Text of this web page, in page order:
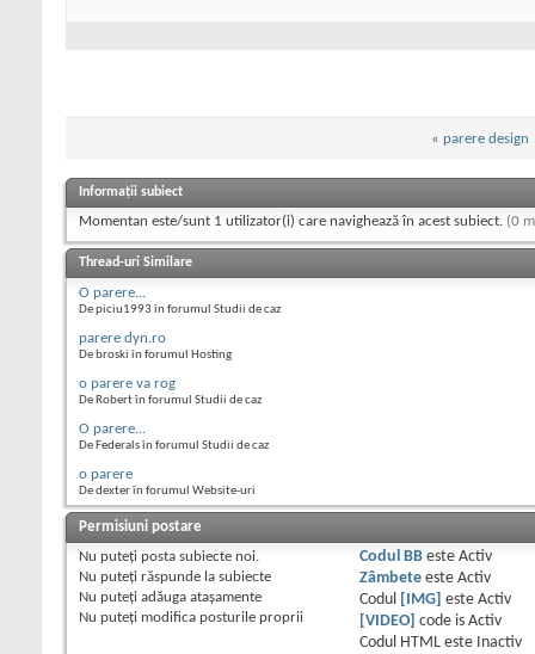
« parere design
Informații subiect
Momentan este/sunt 1 utilizator(i) care navighează în acest subiect. (0
Thread-uri Similare
O parere...
De piciu1993 în forumul Studii de caz
parere dyn.ro
De broski în forumul Hosting
o parere va rog
De Robert în forumul Studii de caz
O parere...
De Federals în forumul Studii de caz
o parere
De dexter în forumul Website-uri
Permisiuni postare
Nu puteţi posta subiecte noi.
Nu puteţi răspunde la subiecte
Nu puteţi adăuga ataşamente
Nu puteţi modifica posturile proprii
Codul BBeste Activ
Zâmbeteeste Activ
Codul
[IMG] este Activ
[VIDEO]
code is Activ
Codul HTML este
Inactiv